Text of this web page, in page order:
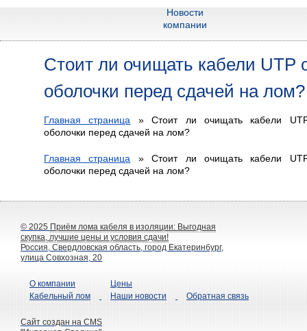
Новости
компании
Стоит ли очищать кабели UTP
оболочки перед сдачей на лом?
Главная страница »Стоит ли очищать кабели
оболочки перед сдачей на лом?
Главная страница »Стоит ли очищать кабели
оболочки перед сдачей на лом?
© 2025 Приём лома кабеля в изоляции: Выгодная
скупка, лучшие цены и условия сдачи!
Россия, Свердловская область, город Екатеринбург,
улица Совхозная, 20
О компании
Кабельный лом
Цены
Наши новости
Обратная связь
Сайт создан на CMS